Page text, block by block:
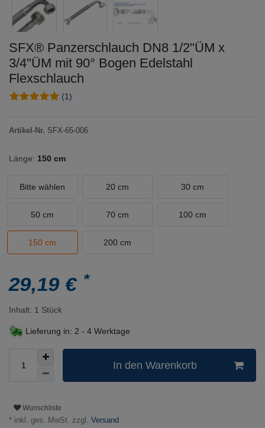
SFX® Panzerschlauch DN8 1/2"ÜM x
3/4"ÜM mit 90° Bogen Edelstahl
Flexschlauch
(1)
Artikel-Nr. SFX-65-006
Länge: 150 cm
Bitte wählen 20 cm 30 cm
50 cm 70 cm 100 cm
150 cm 200 cm
29,19 €*
Inhalt: 1 Stück
Lieferung in: 2 - 4 Werktage
In den Warenkorb
Wunschliste
* inkl. ges. MwSt. zzgl. Versand